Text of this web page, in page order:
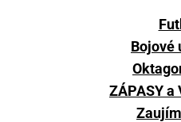
Bojové
ZÁPASY a